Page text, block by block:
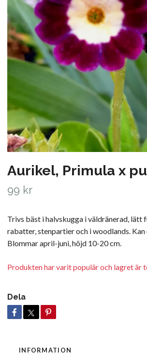
Aurikel, Primula x
99 kr
Trivs bäst i halvskugga i väldränerad, lätt
rabatter, stenpartier och i woodlands. Kan
Blommar april-juni, höjd 10-20 cm.
Produkten har varit populär och lagret är
Dela
INFORMATION